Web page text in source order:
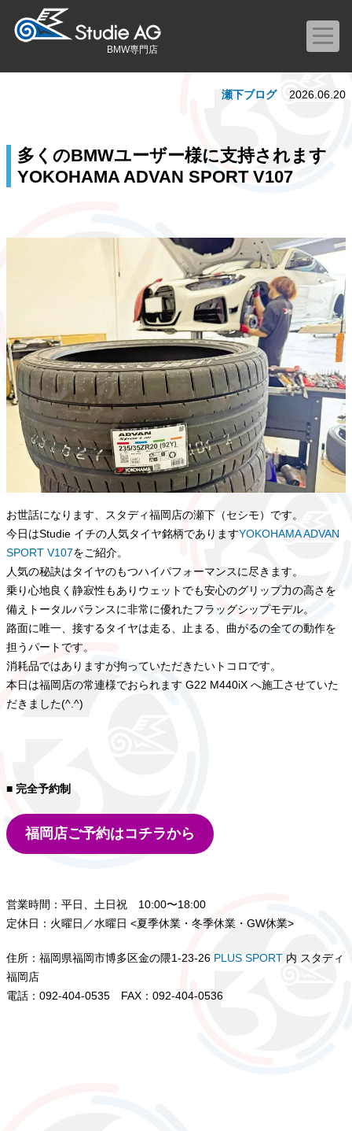
BMW専門店
多くのBMWユーザー様に支持されます
YOKOHAMA ADVAN SPORT V107
瀬下ブログ 2026.06.20
お世話になります、スタディ福岡店の瀬下（セシモ）です。
今日はStudie イチの人気タイヤ銘柄でありますYOKOHAMA ADVAN
SPORT V107をご紹介。
人気の秘訣はタイヤのもつハイパフォーマンスに尽きます。
乗り心地良く静寂性もありウェットでも安心のグリップ力の高さを
備えトータルバランスに非常に優れたフラッグシップモデル。
路面に唯一、接するタイヤは走る、止まる、曲がるの全ての動作を
担うパートです。
消耗品ではありますが拘っていただきたいトコロです。
本日は福岡店の常連様でおられます G22 M440iX へ施工させていた
だきました(^.^)
■ 完全予約制
福岡店ご予約はコチラから
営業時間：平日、土日祝 10:00〜18:00
定休日：火曜日／水曜日 <夏季休業・冬季休業・GW休業>
住所：福岡県福岡市博多区金の隈1-23-26 PLUS SPORT 内 スタディ
福岡店
電話：092-404-0535 FAX：092-404-0536